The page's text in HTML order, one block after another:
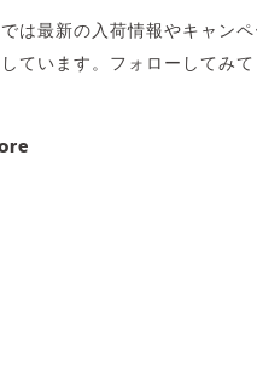
は最新の入荷情報やキャン
ています。フォローしてみ